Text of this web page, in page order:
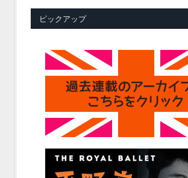
ピックアップ